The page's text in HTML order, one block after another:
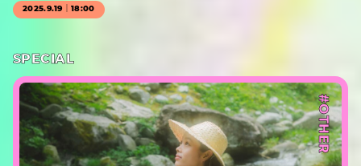
2025.9.19｜18:00
SPECIAL
#OTHER